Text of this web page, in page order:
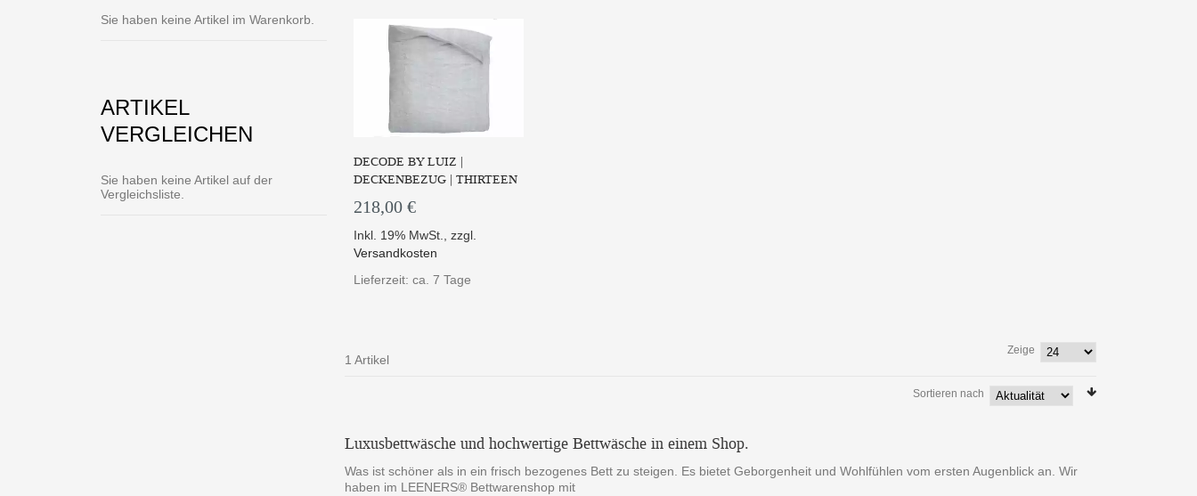
DECODE BY LUIZ |
DECKENBEZUG | THIRTEEN
218,00 €
Inkl. 19% MwSt.,zzgl.
Versandkosten
Lieferzeit: ca. 7 Tage
1 Artikel
Zeige
Sortieren nach
Luxusbettwäsche und hochwertige Bettwäsche in einem Shop.
Was ist schöner als in ein frisch bezogenes Bett zu steigen. Es bietet Geborgenheit und Wohlfühlen vom ersten Augenblick an. Wir
haben im LEENERS® Bettwarenshop mit
Sie haben keine Artikel im Warenkorb.
ARTIKEL
VERGLEICHEN
Sie haben keine Artikel auf der
Vergleichsliste.